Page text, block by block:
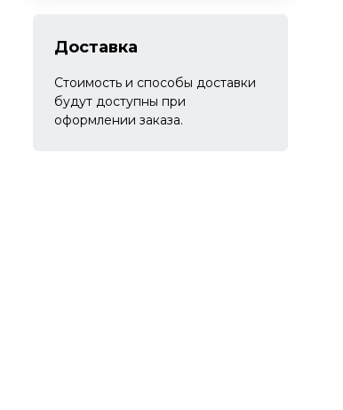
Доставка
Стоимость и способы доставки
будут доступны при
оформлении заказа.